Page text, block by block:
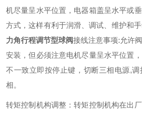
机尽量呈水平位置，电器箱盖呈水平或
方式，这样有利于润滑、调试、维护和手
力角行程调节型球阀接线注意事项:允许
安装，但必须注意电机尽量呈水平位置
不一致立即按停止键，切断三相电源,
相。
转矩控制机构调整：转矩控制机构在出